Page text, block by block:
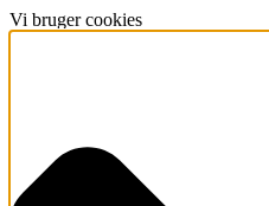
Vi bruger cookies